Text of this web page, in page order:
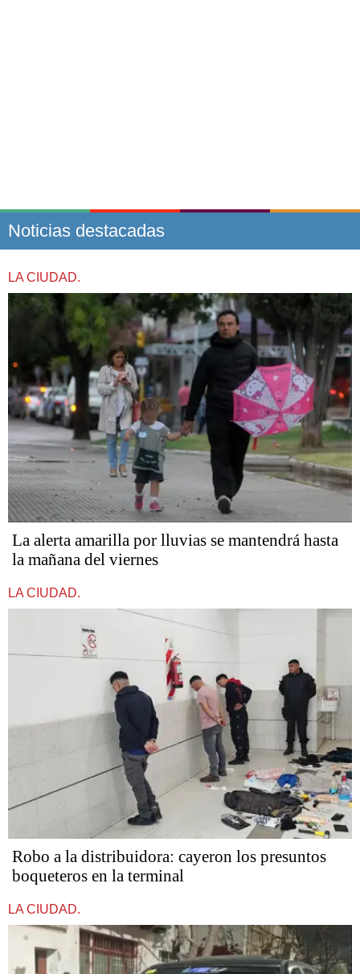
Noticias destacadas
LA CIUDAD.
La alerta amarilla por lluvias se mantendrá hasta
la mañana del viernes
LA CIUDAD.
Robo a la distribuidora: cayeron los presuntos
boqueteros en la terminal
LA CIUDAD.